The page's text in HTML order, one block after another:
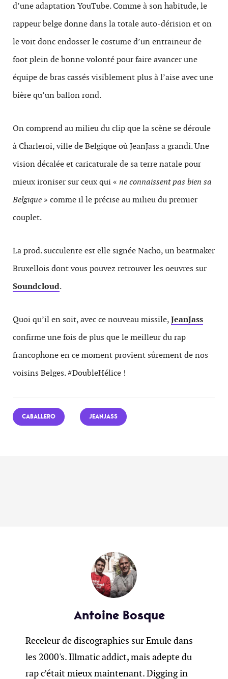
d’une adaptation YouTube. Comme à son habitude, le
rappeur belge donne dans la totale auto-dérision et on
le voit donc endosser le costume d’un entraineur de
foot plein de bonne volonté pour faire avancer une
équipe de bras cassés visiblement plus à l’aise avec une
bière qu’un ballon rond.
On comprend au milieu du clip que la scène se déroule
à Charleroi, ville de Belgique où JeanJass a grandi. Une
vision décalée et caricaturale de sa terre natale pour
mieux ironiser sur ceux qui « ne connaissent pas bien sa
Belgique » comme il le précise au milieu du premier
couplet.
La prod. succulente est elle signée Nacho, un beatmaker
Bruxellois dont vous pouvez retrouver les oeuvres sur
Soundcloud.
Quoi qu’il en soit, avec ce nouveau missile,JeanJass
confirme une fois de plus que le meilleur du rap
francophone en ce moment provient sûrement de nos
voisins Belges. #DoubleHélice !
CABALLERO JEANJASS
Antoine Bosque
Receleur de discographies sur Emule dans
les 2000's. Illmatic addict, mais adepte du
rap c’était mieux maintenant. Digging in